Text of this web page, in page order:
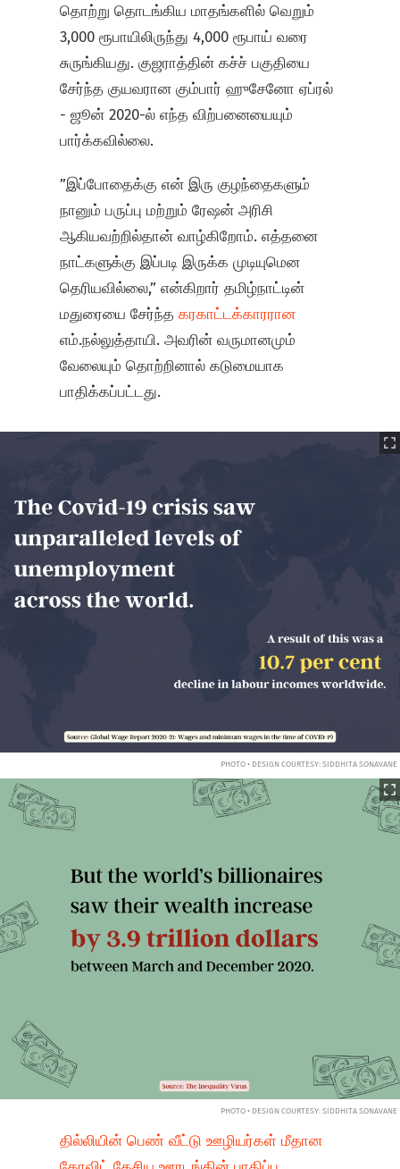
தொற்று தொடங்கிய மாதங்களில் வெறும்
3,000 ரூபாயிலிருந்து 4,000 ரூபாய் வரை
சுருங்கியது. குஜராத்தின் கச்ச் பகுதியை
சேர்ந்த குயவரான கும்பார் ஹுசேனோ ஏப்ரல்
- ஜூன் 2020-ல் எந்த விற்பனையையும்
பார்க்கவில்லை.
”இப்போதைக்கு என் இரு குழந்தைகளும்
நானும் பருப்பு மற்றும் ரேஷன் அரிசி
ஆகியவற்றில்தான் வாழ்கிறோம். எத்தனை
நாட்களுக்கு இப்படி இருக்க முடியுமென
தெரியவில்லை,” என்கிறார் தமிழ்நாட்டின்
மதுரையை சேர்ந்தகரகாட்டக்காரரான
எம்.நல்லுத்தாயி. அவரின் வருமானமும்
வேலையும் தொற்றினால் கடுமையாக
பாதிக்கப்பட்டது.
PHOTO • DESIGN COURTESY: SIDDHITA SONAVANE
PHOTO • DESIGN COURTESY: SIDDHITA SONAVANE
தில்லியின் பெண் வீட்டு ஊழியர்கள் மீதான